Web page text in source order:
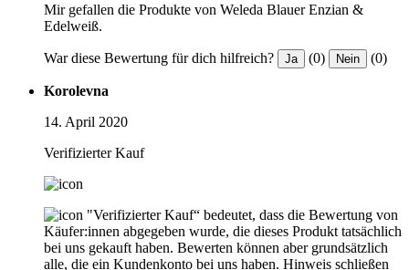
Mir gefallen die Produkte von Weleda Blauer Enzian &
Edelweiß.
War diese Bewertung für dich hilfreich? Ja (0) Nein (0)
Korolevna
14. April 2020
Verifizierter Kauf
"Verifizierter Kauf“ bedeutet, dass die Bewertung von
Käufer:innen abgegeben wurde, die dieses Produkt tatsächlich
bei uns gekauft haben. Bewerten können aber grundsätzlich
alle, die ein Kundenkonto bei uns haben. Hinweis schließen